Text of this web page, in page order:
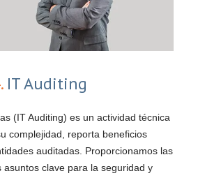
IT Auditing
(IT Auditing) es un actividad técnica
complejidad, reporta beneficios
auditadas. Proporcionamos las
asuntos clave para la seguridad y